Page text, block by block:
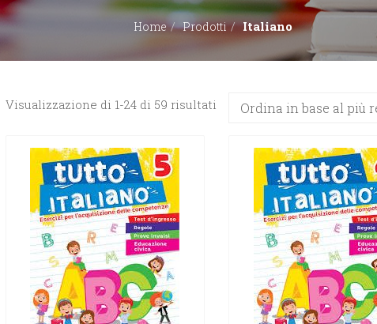
Home Prodotti Italiano
Visualizzazione di 1-24 di 59 risultati Ordina
recente